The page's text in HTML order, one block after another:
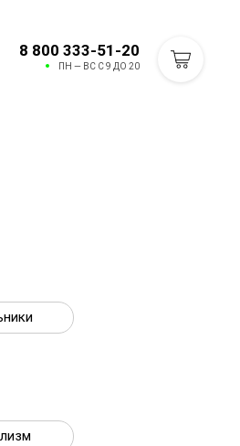
8 800 333-51-20
ПН — ВС С 9 ДО 20